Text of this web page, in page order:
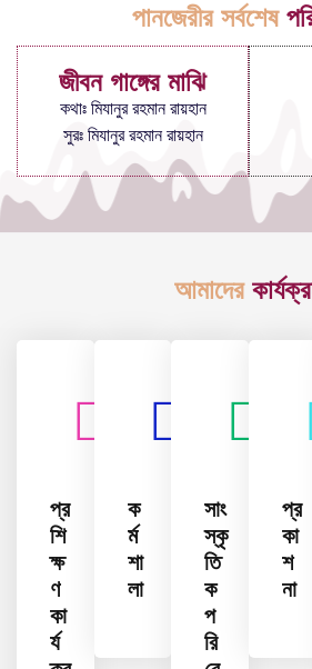
পানজেরীর সর্বশেষ
জীবন গাঙ্গের মাঝি
কথাঃ মিযানুর রহমান রায়হান
সুরঃ মিযানুর রহমান রায়হান
আমাদের
প্র
শি
ক্ষ
ণ
কা
র্য
ক
র্ম
শা
লা
সাং
স্কৃ
তি
ক
প
রি
প্র
কা
শ
না